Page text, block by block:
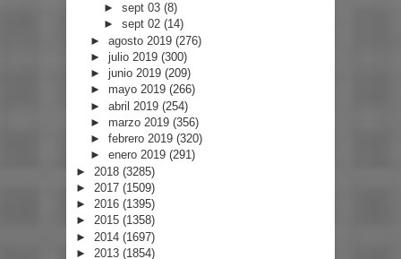
►sept 03(8)
►sept 02(14)
► agosto 2019 (276)
► julio 2019 (300)
► junio 2019 (209)
► mayo 2019 (266)
► abril 2019 (254)
► marzo 2019 (356)
► febrero 2019 (320)
► enero 2019 (291)
► 2018 (3285)
► 2017 (1509)
► 2016 (1395)
► 2015 (1358)
► 2014 (1697)
► 2013 (1854)